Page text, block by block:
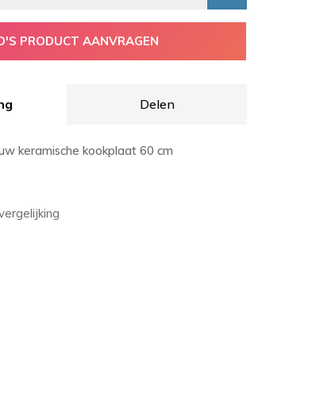
PRODUCT AANVRAGEN
Delen
keramische kookplaat 60 cm